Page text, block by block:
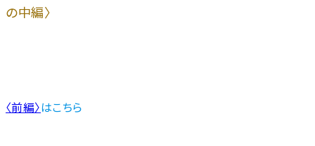
の中編〉
〈前編〉はこちら